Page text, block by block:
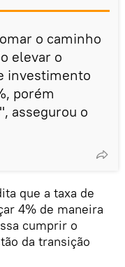
o caminho
elevar o
investimento
porém
assegurou o
que a taxa de
4% de maneira
cumprir o
da transição